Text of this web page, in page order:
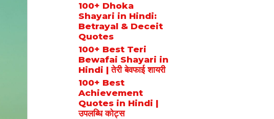
100+ Dhoka
Shayari in Hindi:
Betrayal & Deceit
Quotes
100+ Best Teri
Bewafai Shayari in
Hindi | तेरी बेवफाई शायरी
100+ Best
Achievement
Quotes in Hindi |
उपलब्धि कोट्स